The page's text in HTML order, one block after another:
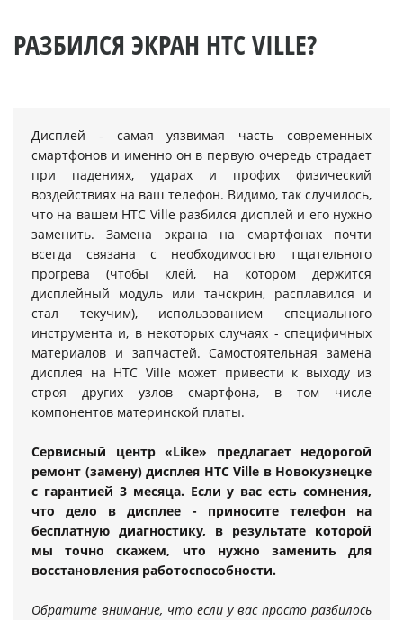
РАЗБИЛСЯ ЭКРАН HTC VILLE?
Дисплей - самая уязвимая часть современных
смартфонов и именно он в первую очередь страдает
при падениях, ударах и профих физический
воздействиях на ваш телефон. Видимо, так случилось,
что на вашем HTC Ville разбился дисплей и его нужно
заменить. Замена экрана на смартфонах почти
всегда связана с необходимостью тщательного
прогрева (чтобы клей, на котором держится
дисплейный модуль или тачскрин, расплавился и
стал текучим), использованием специального
инструмента и, в некоторых случаях - специфичных
материалов и запчастей. Самостоятельная замена
дисплея на HTC Ville может привести к выходу из
строя других узлов смартфона, в том числе
компонентов материнской платы.
Сервисный центр «Like» предлагает недорогой
ремонт (замену) дисплея HTC Ville в Новокузнецке
с гарантией 3 месяца. Если у вас есть сомнения,
что дело в дисплее - приносите телефон на
бесплатную диагностику, в результате которой
мы точно скажем, что нужно заменить для
восстановления работоспособности.
Обратите внимание, что если у вас просто разбилось